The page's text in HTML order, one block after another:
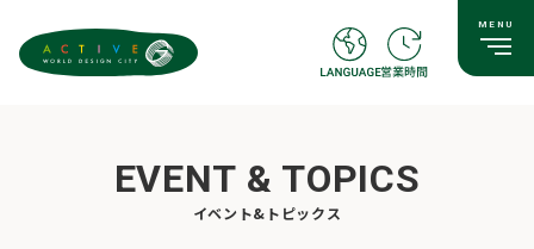
EVENT & TOPICS
イベント&トピックス